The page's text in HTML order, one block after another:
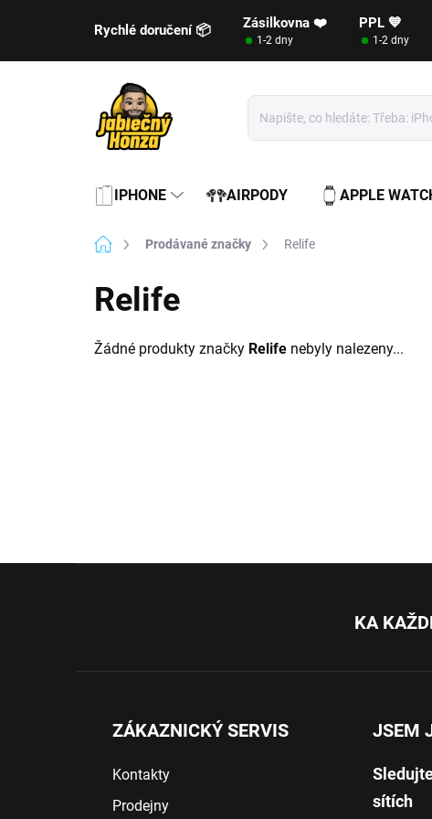
Rychlé doručení 📦 Zásilkovna ❤️ PPL 💙
1-2 dny 1-2 dny
IPHONE AIRPODY APPLE
Domů Prodávané značky Relife
Relife
Žádné produkty značky Relife nebyly nalezeny...
KA
ZÁKAZNICKÝ SERVIS
Kontakty
Prodejny
JSEM
sítích